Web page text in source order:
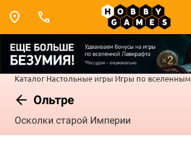
Каталог Настольные игры Игры по вселенным
Ольтре
Осколки старой Империи